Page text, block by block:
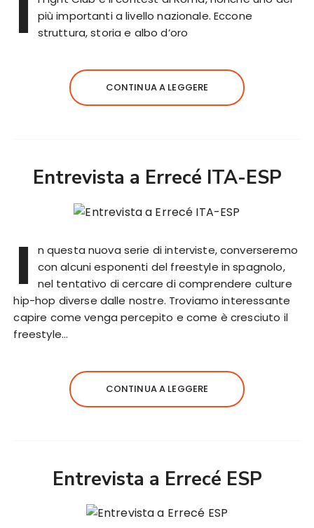
più importanti a livello nazionale. Eccone
struttura, storia e albo d’oro
CONTINUA A LEGGERE
Entrevista a Errecé ITA-ESP
I
n questa nuova serie di interviste, converseremo
con alcuni esponenti del freestyle in spagnolo,
nel tentativo di cercare di comprendere culture
hip-hop diverse dalle nostre. Troviamo interessante
capire come venga percepito e come è cresciuto il
freestyle…
CONTINUA A LEGGERE
Entrevista a Errecé ESP